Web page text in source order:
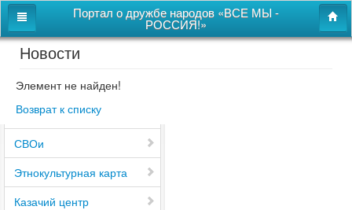
Портал о дружбе народов «ВСЕ МЫ -
РОССИЯ!»
Главная
Дом дружбы народов
Новости
СВОи
Этнокультурная карта
Казачий центр
Новости
Элемент не найден!
Возврат к списку